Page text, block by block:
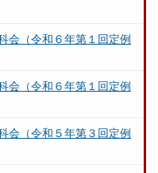
（令和６年第１回定例
（令和６年第１回定例
（令和５年第３回定例